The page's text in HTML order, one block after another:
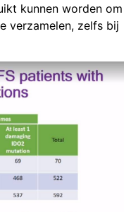
kunnen worden om
verzamelen, zelfs bij